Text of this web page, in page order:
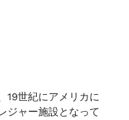
19世紀にアメリカに
ジャー施設となって